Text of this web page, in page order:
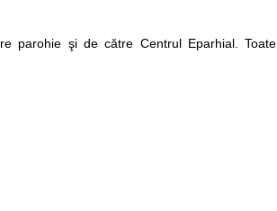
parohie şi de către Centrul Eparhial. Toate